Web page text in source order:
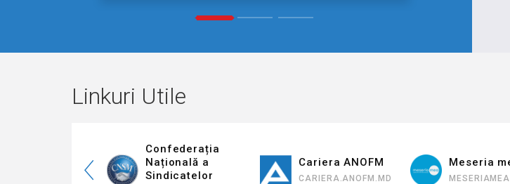
1 2 3
Linkuri Utile
Națională a
Sindicatelor
Cariera ANOFM
CARIERA.ANOFM.MD
Meseria mea
MESERIAMEA.COM